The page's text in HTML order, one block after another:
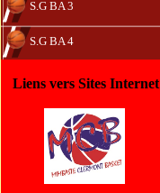
S.G BA 3
S.G BA 4
Liens vers Sites Internet